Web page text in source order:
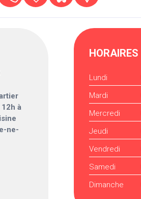
à
ne-
HORAIRES
Lundi
Mardi
Mercredi
Jeudi
Vendredi
Samedi
Dimanche